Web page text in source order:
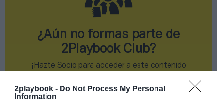
2playbook - Do Not Process My Personal
Information
¿Aún no formas parte de
2Playbook Club?
¡Hazte Socio para acceder a este contenido
¡Suscríbete! Inicia sesión